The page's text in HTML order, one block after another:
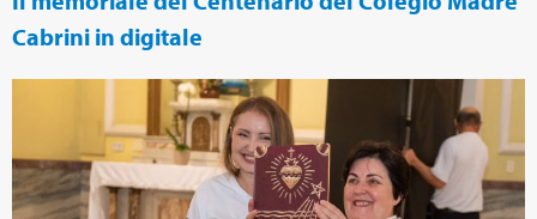
Cabrini in digitale